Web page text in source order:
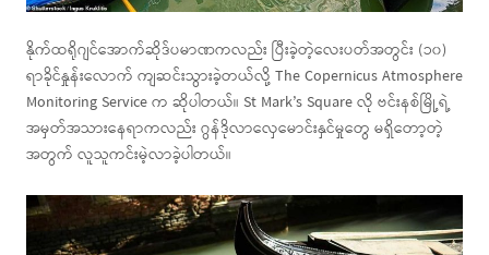
နိုက်ထရိုဂျင်အောက်ဆိုဒ်ပမာဏကလည်း ပြီးခဲ့တဲ့လေးပတ်အတွင်း (၁၀)
ရာခိုင်နှုန်းလောက် ကျဆင်းသွားခဲ့တယ်လို့ The Copernicus Atmosphere
Monitoring Service က ဆိုပါတယ်။ St Mark’s Square လို ဗင်းနစ်မြို့ရဲ့
အမှတ်အသားနေရာကလည်း ဂွန်ဒိုလာလှေမောင်းနှင်မှုတွေ မရှိတော့တဲ့
အတွက် လူသူကင်းမဲ့လာခဲ့ပါတယ်။